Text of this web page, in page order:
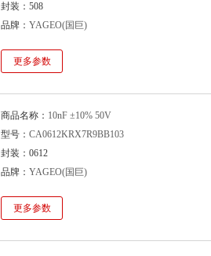
封装：508
品牌： YAGEO(国巨)
更多参数
商品名称： 10nF ±10% 50V
型号： CA0612KRX7R9BB103
封装：0612
品牌： YAGEO(国巨)
更多参数